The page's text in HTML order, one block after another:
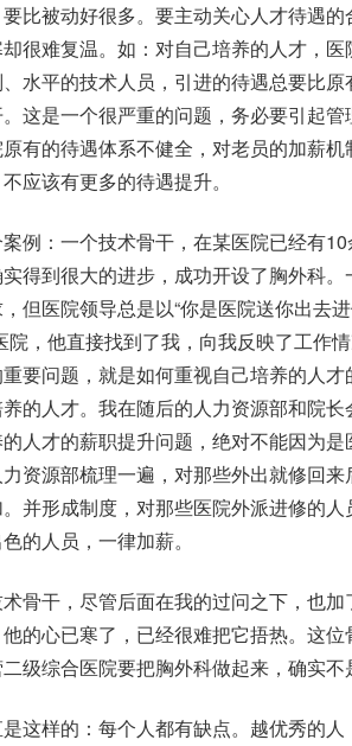
被动好很多。要主动关心人才待遇的
很难复温。如：对自己培养的人才，
水平的技术人员，引进的待遇总要比
这是一个很严重的问题，务必要引起
有的待遇体系不健全，对老员的加薪
应该有更多的待遇提升。
：一个技术骨干，在某医院已经有10
得到很大的进步，成功开设了胸外科
但医院领导总是以“你是医院送你出去
院，他直接找到了我，向我反映了工作
要问题，就是如何重视自己培养的人
的人才。我在随后的人力资源部和院
人才的薪职提升问题，绝对不能因为
资源部梳理一遍，对那些外出就修回
并形成制度，对那些医院外派进修的
的人员，一律加薪。
干，尽管后面在我的过问之下，也加
的心已寒了，已经很难把它捂热。这
级综合医院要把胸外科做起来，确实不
样的：每个人都有缺点。越优秀的人